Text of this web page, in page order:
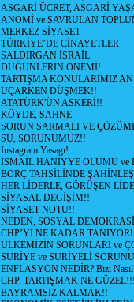
ASGARİ ÜCRET, ASGARİ
ANOMİ ve SAVRULAN
MERKEZ SİYASET
TÜRKİYE’DE CİNAYETLER
SALDIRGAN İSRAİL
DÜĞÜNLERİN ÖNEMİ!
TARTIŞMA KONULARIMIZ
UÇARKEN DÜŞMEK!!
ATATÜRK'ÜN ASKERİ!!
KÖYDE, SAHNE
SORUN SARMALI VE
SU, SORUNUMUZ!!
İnstagram Yasagı!
İSMAİL HANİYYE ÖLÜMÜ ve
BORÇ TAHSİLİNDE
HER LİDERLE, GÖRÜŞEN
SİYASAL DEGİŞİM!!
SİYASET NOTU!!
NEDEN, SOSYAL
CHP’Yİ NE KADAR
ÜLKEMİZİN SORUNLARI ve
SURİYE ve SURİYELİ
ENFLASYON NEDİR? Bizi
CHP, TARTIŞMAK NE
BAYRAMSIZ KALMAK!!